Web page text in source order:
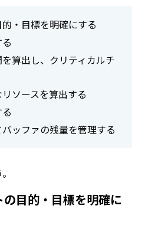
的・目標を明確にする
を算出し、クリティカルチ
リソースを算出する
バッファの残量を管理する
の目的・目標を明確に